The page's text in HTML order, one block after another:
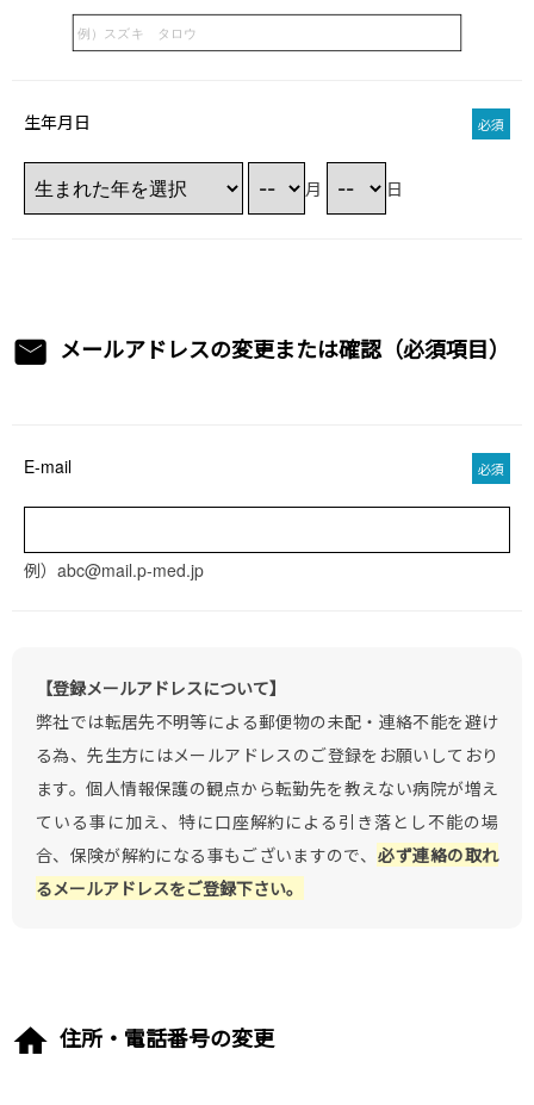
生年月日 必須
月 日
メールアドレスの変更または確認（必須項目）
E-mail 必須
例）abc@mail.p-med.jp
【登録メールアドレスについて】
弊社では転居先不明等による郵便物の未配・連絡不能を避け
る為、先生方にはメールアドレスのご登録をお願いしており
ます。個人情報保護の観点から転勤先を教えない病院が増え
ている事に加え、特に口座解約による引き落とし不能の場
合、保険が解約になる事もございますので、 必ず連絡の取れ
るメールアドレスをご登録下さい。
住所・電話番号の変更